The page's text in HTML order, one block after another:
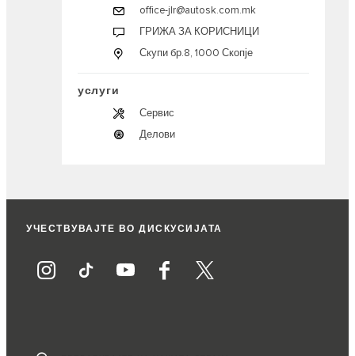
office-jlr@autosk.com.mk
ГРИЖА ЗА КОРИСНИЦИ
Скупи бр.8, 1000 Скопје
услуги
Сервис
Делови
УЧЕСТВУВАЈТЕ ВО ДИСКУСИЈАТА